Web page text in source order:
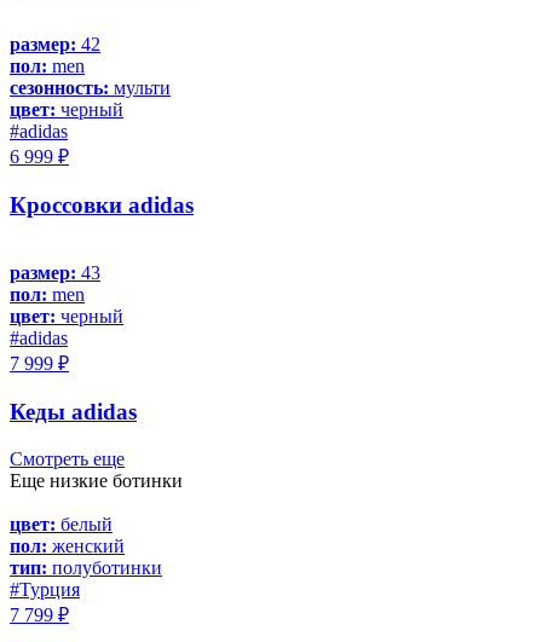
размер: 42
пол: men
сезонность: мульти
цвет: черный
#adidas
6 999 ₽
Кроссовки adidas
размер: 43
пол: men
цвет: черный
#adidas
7 999 ₽
Кеды adidas
Смотреть еще
Еще низкие ботинки
цвет: белый
пол: женский
тип: полуботинки
#Турция
7 799 ₽